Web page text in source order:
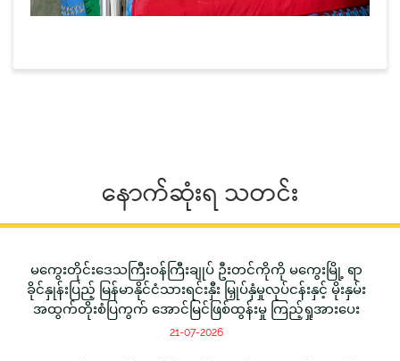
နောက်ဆုံးရ သတင်း
မကွေးတိုင်းဒေသကြီးဝန်ကြီးချုပ် ဦးတင်ကိုကို မကွေးမြို့ ရာ
ခိုင်နှုန်းပြည့် မြန်မာနိုင်ငံသားရင်းနှီး မြှုပ်နှံမှုလုပ်ငန်းနှင့် မိုးနှမ်း
အထွက်တိုးစံပြကွက် အောင်မြင်ဖြစ်ထွန်းမှု ကြည့်ရှုအားပေး
21-07-2026